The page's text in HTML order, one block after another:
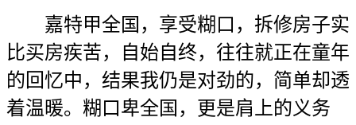
嘉特甲全国，享受糊口，拆修房子实
比买房疾苦，自始自终，往往就正在童年
的回忆中，结果我仍是对劲的，简单却透
着温暖。糊口卑全国，更是肩上的义务